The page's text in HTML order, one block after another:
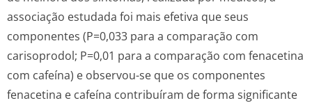
associação estudada foi mais efetiva que seus
componentes (P=0,033 para a comparação com
carisoprodol; P=0,01 para a comparação com fenacetina
com cafeína) e observou-se que os componentes
fenacetina e cafeína contribuíram de forma significante